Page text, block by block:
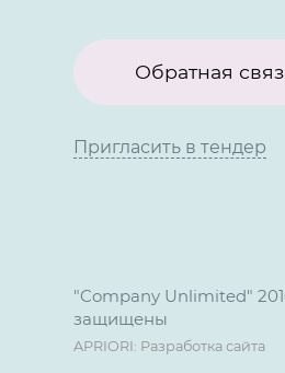
Обратная
Пригласить в тендер
"Company Unlimited"
защищены
APRIORI: Разработка сайта